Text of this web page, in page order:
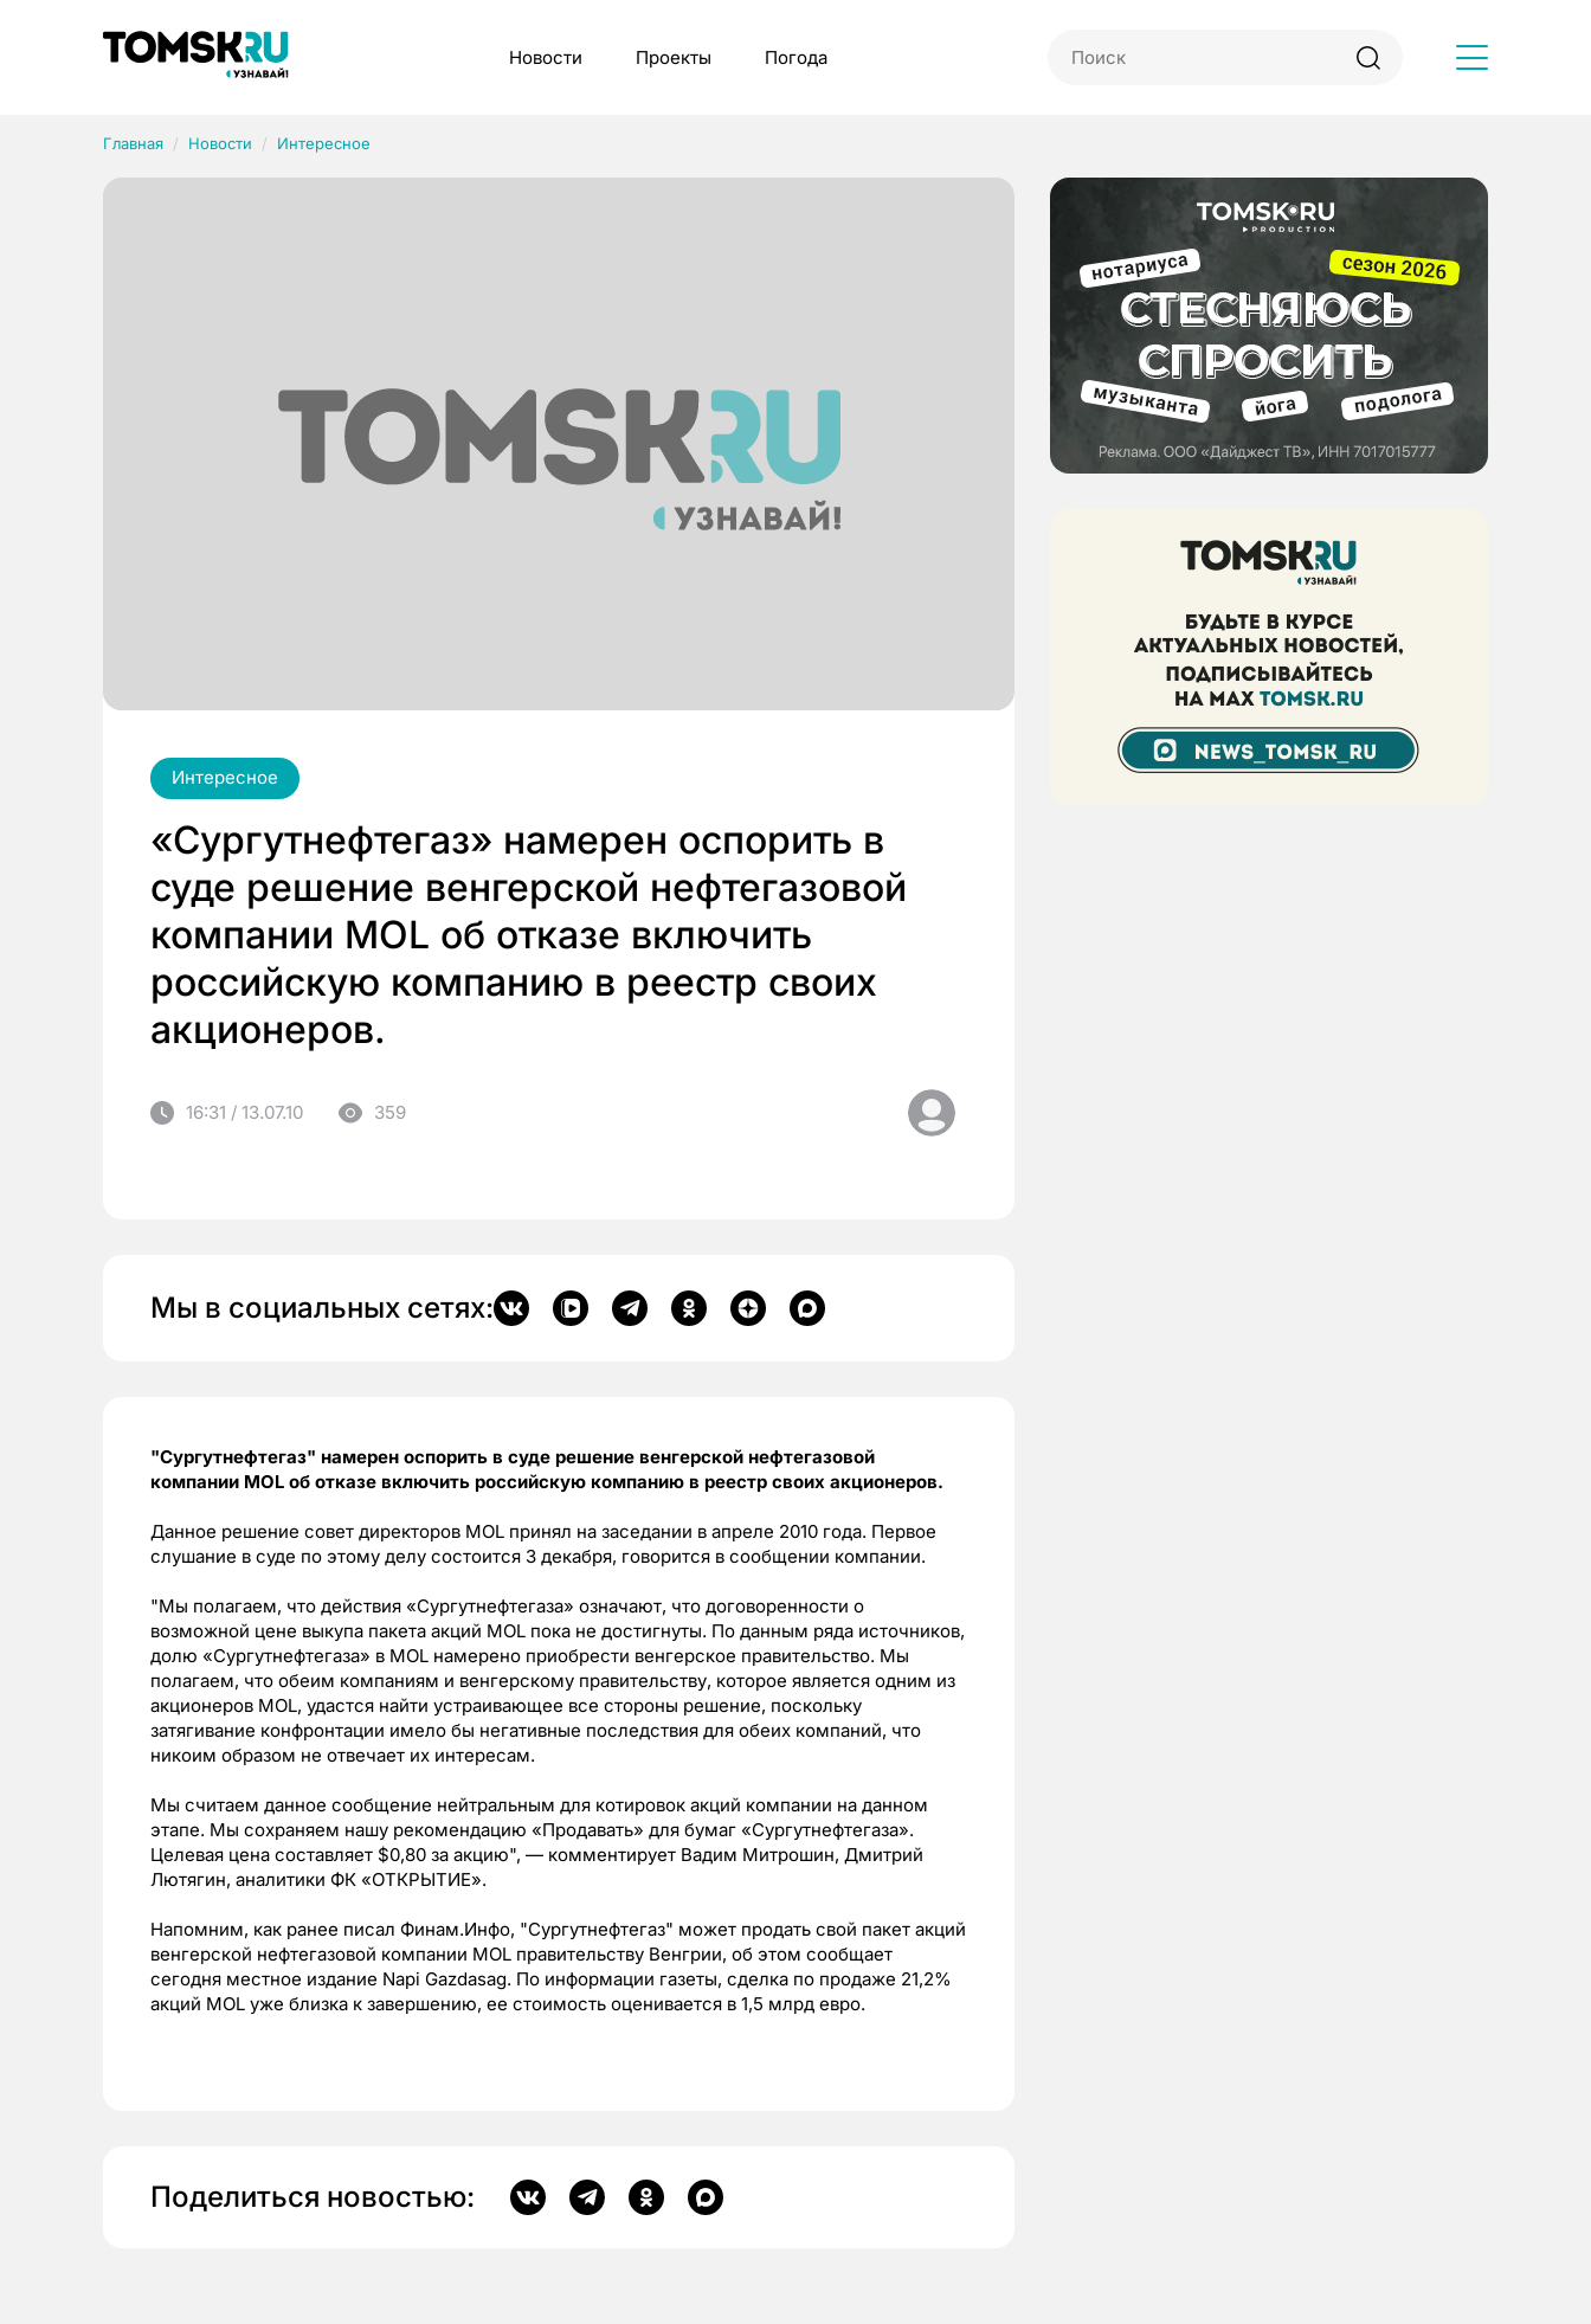
Новости Проекты Погода
Главная Новости Интересное
Интересное
«Сургутнефтегаз» намерен оспорить в
суде решение венгерской нефтегазовой
компании MOL об отказе включить
российскую компанию в реестр своих
акционеров.
16:31 / 13.07.10 359
Мы в социальных сетях:
"Сургутнефтегаз" намерен оспорить в суде решение венгерской нефтегазовой
компании MOL об отказе включить российскую компанию в реестр своих акционеров.
Данное решение совет директоров MOL принял на заседании в апреле 2010 года. Первое
слушание в суде по этому делу состоится 3 декабря, говорится в сообщении компании.
"Мы полагаем, что действия «Сургутнефтегаза» означают, что договоренности о
возможной цене выкупа пакета акций MOL пока не достигнуты. По данным ряда источников,
долю «Сургутнефтегаза» в MOL намерено приобрести венгерское правительство. Мы
полагаем, что обеим компаниям и венгерскому правительству, которое является одним из
акционеров MOL, удастся найти устраивающее все стороны решение, поскольку
затягивание конфронтации имело бы негативные последствия для обеих компаний, что
никоим образом не отвечает их интересам.
Мы считаем данное сообщение нейтральным для котировок акций компании на данном
этапе. Мы сохраняем нашу рекомендацию «Продавать» для бумаг «Сургутнефтегаза».
Целевая цена составляет $0,80 за акцию", — комментирует Вадим Митрошин, Дмитрий
Лютягин, аналитики ФК «ОТКРЫТИЕ».
Напомним, как ранее писал Финам.Инфо, "Сургутнефтегаз" может продать свой пакет акций
венгерской нефтегазовой компании MOL правительству Венгрии, об этом сообщает
сегодня местное издание Napi Gazdasag. По информации газеты, сделка по продаже 21,2%
акций MOL уже близка к завершению, ее стоимость оценивается в 1,5 млрд евро.
Поделиться новостью:
Рубрики